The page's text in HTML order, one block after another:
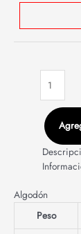
Algodón
Peso